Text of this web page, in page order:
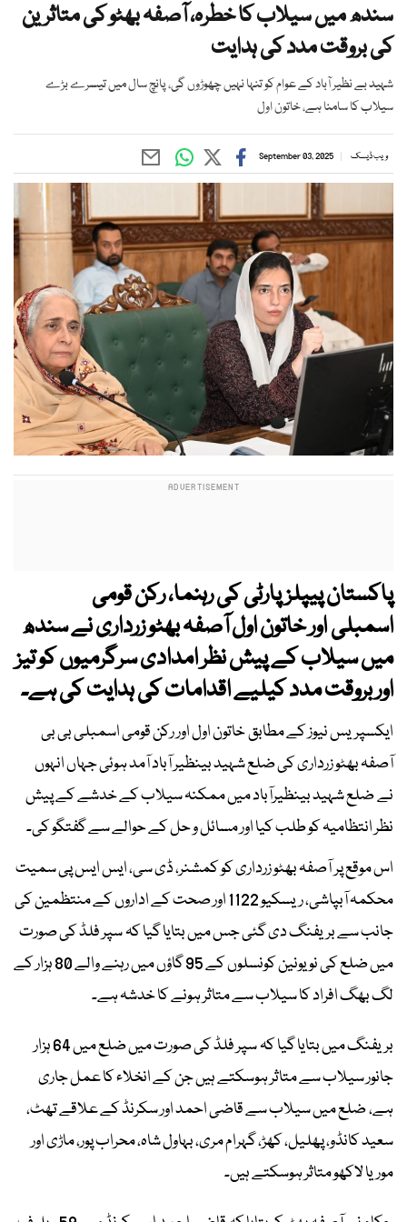
سندھ میں سیلاب کا خطرہ، آصفہ بھٹو کی متاثرین
کی بروقت مدد کی ہدایت
شہید بے نظیر آباد کے عوام کو تنہا نہیں چھوڑوں گی، پانچ سال میں تیسرے بڑے
سیلاب کا سامنا ہے، خاتون اول
ویب ڈیسک September 03, 2025
پاکستان پیپلزپارٹی کی رہنما، رکن قومی
اسمبلی اور خاتون اول آصفہ بھٹو زرداری نے سندھ
میں سیلاب کے پیش نظر امدادی سرگرمیوں کو تیز
اور بروقت مدد کیلیے اقدامات کی ہدایت کی ہے۔
ایکسپریس نیوز کے مطابق خاتون اول اور رکن قومی اسمبلی بی بی
آصفہ بھٹو زرداری کی ضلع شہید بینظیر آباد آمد ہوئی جہاں انہوں
نے ضلع شہید بینظیرآباد میں ممکنہ سیلاب کے خدشے کے پیش
نظر انتظامیہ کو طلب کیا اور مسائل و حل کے حوالے سے گفتگو کی۔
اس موقع پر آصفہ بھٹو زرداری کو کمشنر، ڈی سی، ایس ایس پی سمیت
محکمہ آبپاشی، ریسکیو 1122 اور صحت کے اداروں کے منتظمین کی
جانب سے بریفنگ دی گئی جس میں بتایا گیا کہ سپر فلڈ کی صورت
میں ضلع کی نو یونین کونسلوں کے 95 گاؤں میں رہنے والے 80 ہزار کے
لگ بھگ افراد کا سیلاب سے متاثر ہونے کا خدشہ ہے۔
بریفنگ میں بتایا گیا کہ سپر فلڈ کی صورت میں ضلع میں 64 ہزار
جانور سیلاب سے متاثر ہوسکتے ہیں جن کے انخلاء کا عمل جاری
ہے، ضلع میں سیلاب سے قاضی احمد اور سکرنڈ کے علاقے تھٹ،
سعید کانڈو، پھلیل، کھڑ، گہرام مری، بہاول شاہ، محراب پور، ماڑی اور
موریا لاکھو متاثر ہوسکتے ہیں۔